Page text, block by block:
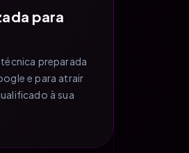
para
preparada
e para atrair
à sua